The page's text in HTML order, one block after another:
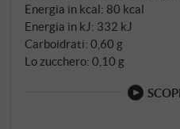
Energia in kcal: 80 kcal
Energia in kJ: 332 kJ
Carboidrati: 0,60 g
Lo zucchero: 0,10 g